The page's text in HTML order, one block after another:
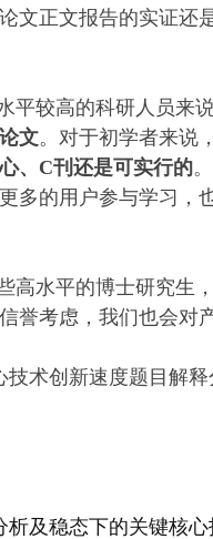
文正文报告的实证还
平较高的科研人员来
文。对于初学者来说
、C刊还是可实行的
多的用户参与学习，
水平的博士研究生
誉考虑，我们也会对
技术创新速度题目解
析及稳态下的关键核